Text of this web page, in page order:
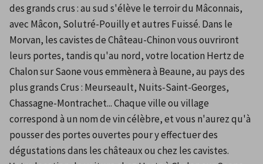
des grands crus : au sud s'élève le terroir du Mâconnais,
avec Mâcon, Solutré-Pouilly et autres Fuissé. Dans le
Morvan, les cavistes de Château-Chinon vous ouvriront
leurs portes, tandis qu'au nord, votre location Hertz de
Chalon sur Saone vous emmènera à Beaune, au pays des
plus grands Crus : Meurseault, Nuits-Saint-Georges,
Chassagne-Montrachet... Chaque ville ou village
correspond à un nom de vin célèbre, et vous n'aurez qu'à
pousser des portes ouvertes pour y effectuer des
dégustations dans les châteaux ou chez les cavistes.